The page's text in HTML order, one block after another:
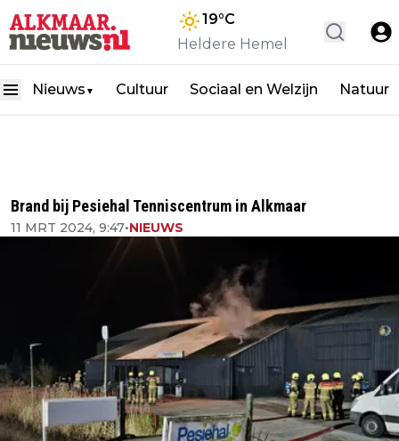
19°C
Heldere Hemel
Nieuws ▼ Cultuur Sociaal en Welzijn Natuur
Brand bij Pesiehal Tenniscentrum in Alkmaar
11 MRT 2024, 9:47•NIEUWS